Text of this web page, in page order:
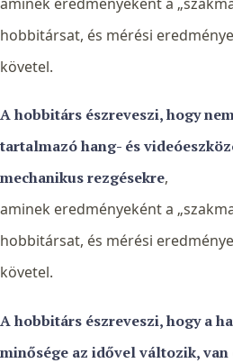
hobbitársat, és mérési
követel.
A hobbitárs észreveszi, hogy
tartalmazó hang- és
mechanikus rezgésekre,
aminek eredményeként a
hobbitársat, és mérési
követel.
A hobbitárs észreveszi, hogy a
minősége az idővel változik, van